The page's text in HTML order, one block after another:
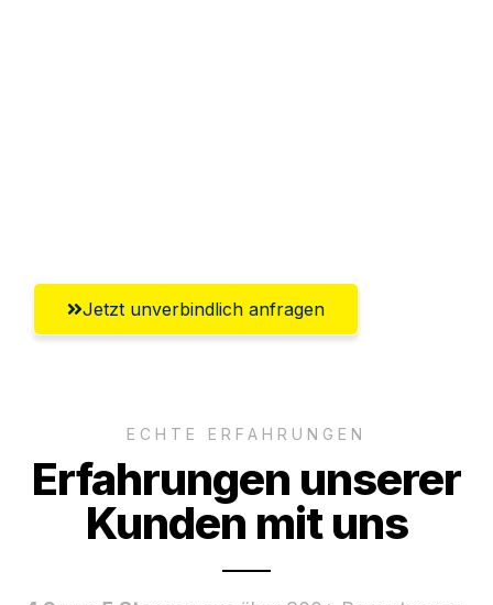
Jetzt unverbindlich anfragen
ECHTE ERFAHRUNGEN
Erfahrungen unserer
Kunden mit uns